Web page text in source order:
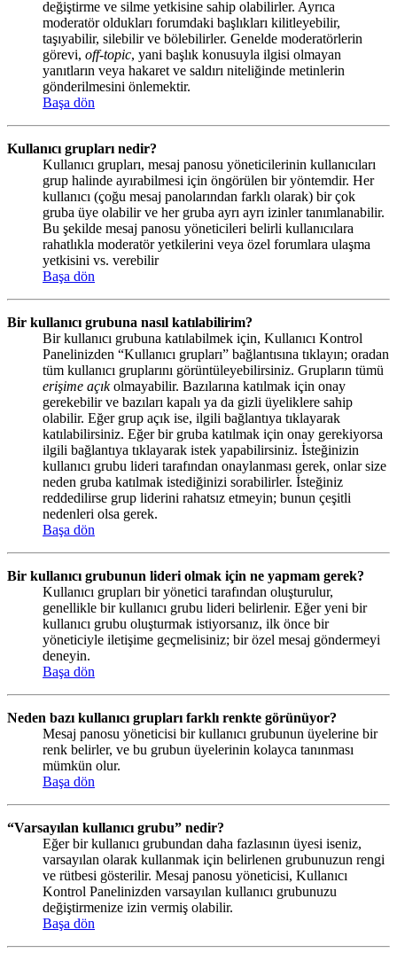
değiştirme ve silme yetkisine sahip olabilirler. Ayrıca
moderatör oldukları forumdaki başlıkları kilitleyebilir,
taşıyabilir, silebilir ve bölebilirler. Genelde moderatörlerin
görevi, off-topic, yani başlık konusuyla ilgisi olmayan
yanıtların veya hakaret ve saldırı niteliğinde metinlerin
gönderilmesini önlemektir.
Başa dön
Kullanıcı grupları nedir?
Kullanıcı grupları, mesaj panosu yöneticilerinin kullanıcıları
grup halinde ayırabilmesi için öngörülen bir yöntemdir. Her
kullanıcı (çoğu mesaj panolarından farklı olarak) bir çok
gruba üye olabilir ve her gruba ayrı ayrı izinler tanımlanabilir.
Bu şekilde mesaj panosu yöneticileri belirli kullanıcılara
rahatlıkla moderatör yetkilerini veya özel forumlara ulaşma
yetkisini vs. verebilir
Başa dön
Bir kullanıcı grubuna nasıl katılabilirim?
Bir kullanıcı grubuna katılabilmek için, Kullanıcı Kontrol
Panelinizden “Kullanıcı grupları” bağlantısına tıklayın; oradan
tüm kullanıcı gruplarını görüntüleyebilirsiniz. Grupların tümü
erişime açıkolmayabilir. Bazılarına katılmak için onay
gerekebilir ve bazıları kapalı ya da gizli üyeliklere sahip
olabilir. Eğer grup açık ise, ilgili bağlantıya tıklayarak
katılabilirsiniz. Eğer bir gruba katılmak için onay gerekiyorsa
ilgili bağlantıya tıklayarak istek yapabilirsiniz. İsteğinizin
kullanıcı grubu lideri tarafından onaylanması gerek, onlar size
neden gruba katılmak istediğinizi sorabilirler. İsteğiniz
reddedilirse grup liderini rahatsız etmeyin; bunun çeşitli
nedenleri olsa gerek.
Başa dön
Bir kullanıcı grubunun lideri olmak için ne yapmam gerek?
Kullanıcı grupları bir yönetici tarafından oluşturulur,
genellikle bir kullanıcı grubu lideri belirlenir. Eğer yeni bir
kullanıcı grubu oluşturmak istiyorsanız, ilk önce bir
yöneticiyle iletişime geçmelisiniz; bir özel mesaj göndermeyi
deneyin.
Başa dön
Neden bazı kullanıcı grupları farklı renkte görünüyor?
Mesaj panosu yöneticisi bir kullanıcı grubunun üyelerine bir
renk belirler, ve bu grubun üyelerinin kolayca tanınması
mümkün olur.
Başa dön
“Varsayılan kullanıcı grubu” nedir?
Eğer bir kullanıcı grubundan daha fazlasının üyesi iseniz,
varsayılan olarak kullanmak için belirlenen grubunuzun rengi
ve rütbesi gösterilir. Mesaj panosu yöneticisi, Kullanıcı
Kontrol Panelinizden varsayılan kullanıcı grubunuzu
değiştirmenize izin vermiş olabilir.
Başa dön